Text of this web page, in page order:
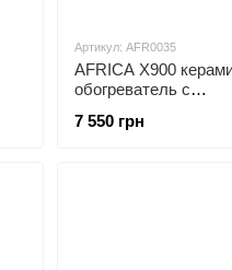
Артикул: AFR0035
AFRICA X900
обогреватель с
программатором
7 550 грн